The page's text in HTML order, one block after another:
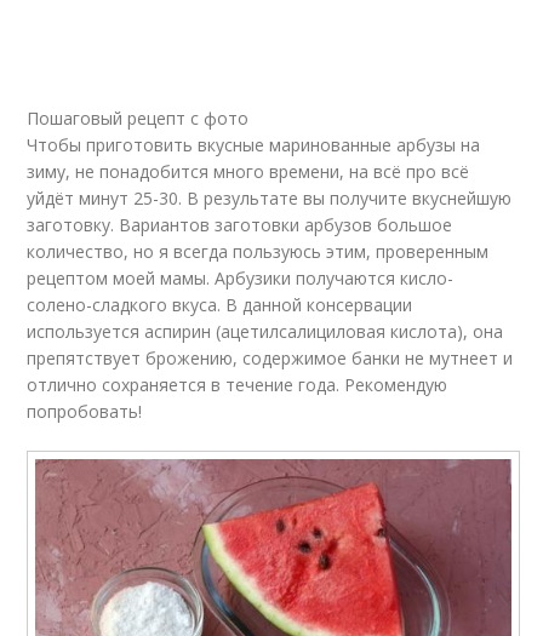
Пошаговый рецепт с фото
Чтобы приготовить вкусные маринованные арбузы на
зиму, не понадобится много времени, на всё про всё
уйдёт минут 25-30. В результате вы получите вкуснейшую
заготовку. Вариантов заготовки арбузов большое
количество, но я всегда пользуюсь этим, проверенным
рецептом моей мамы. Арбузики получаются кисло-
солено-сладкого вкуса. В данной консервации
используется аспирин (ацетилсалициловая кислота), она
препятствует брожению, содержимое банки не мутнеет и
отлично сохраняется в течение года. Рекомендую
попробовать!